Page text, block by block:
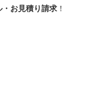
・お見積り請求 ！